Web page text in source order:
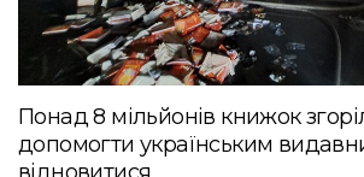
Понад 8 мільйонів книжок
допомогти українським